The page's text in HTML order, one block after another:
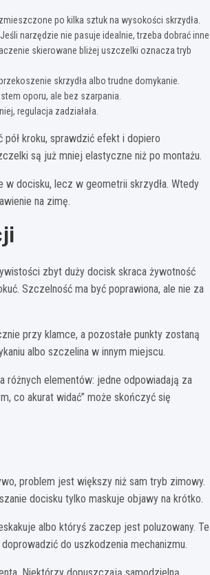
po kilka sztuk na wysokości skrzydła.
narzędzie nie pasuje idealnie, trzeba dobrać inne.
skierowane bliżej uszczelki oznacza tryb
skrzydła albo trudne domykanie.
oporu, ale bez szarpania.
regulacja zadziałała.
kroku, sprawdzić efekt i dopiero
są już mniej elastyczne niż po montażu.
docisku, lecz w geometrii skrzydła. Wtedy
na zimę.
zbyt duży docisk skraca żywotność
Szczelność ma być poprawiona, ale nie za
przy klamce, a pozostałe punkty zostaną
albo szczelina w innym miejscu.
różnych elementów: jedne odpowiadają za
co akurat widać” może skończyć się
problem jest większy niż sam tryb zimowy.
docisku tylko maskuje objawy na krótko.
albo któryś zaczep jest poluzowany. Te
do uszkodzenia mechanizmu.